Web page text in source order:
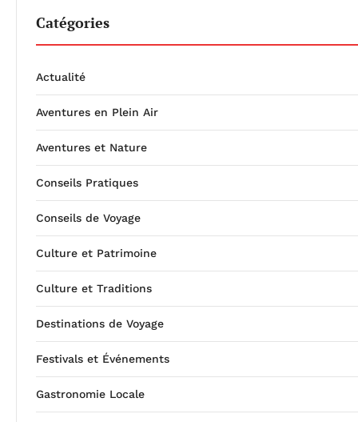
Catégories
Actualité
Aventures en Plein Air
Aventures et Nature
Conseils Pratiques
Conseils de Voyage
Culture et Patrimoine
Culture et Traditions
Destinations de Voyage
Festivals et Événements
Gastronomie Locale